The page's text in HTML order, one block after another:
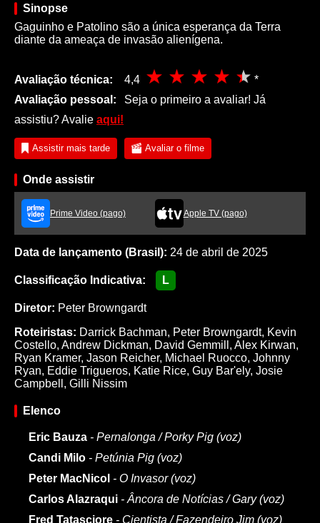
Sinopse
Gaguinho e Patolino são a única esperança da Terra
diante da ameaça de invasão alienígena.
Avaliação técnica: 4,4
*
Avaliação pessoal:
Seja o primeiro a avaliar! Já
assistiu? Avalie aqui!
Assistir mais tarde Avaliar o filme
Onde assistir
Prime Video (pago) Apple TV (pago)
Data de lançamento (Brasil): 24 de abril de 2025
Classificação Indicativa: L
Diretor: Peter Browngardt
Roteiristas: Darrick Bachman, Peter Browngardt, Kevin
Costello, Andrew Dickman, David Gemmill , Alex Kirwan,
Ryan Kramer, Jason Reicher, Michael Ruocco, Johnny
Ryan, Eddie Trigueros, Katie Rice, Guy Bar'ely, Josie
Campbell , Gilli Nissim
Elenco
Eric Bauza - Pernalonga / Porky Pig (voz)
Candi Milo - Petúnia Pig (voz)
Peter MacNicol - O Invasor (voz)
Carlos Alazraqui - Âncora de Notícias / Gary (voz)
Fred Tatasciore - Cientista / Fazendeiro Jim (voz)